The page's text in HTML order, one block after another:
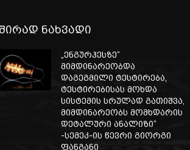
ნახვადი
„ენგურჰესზე“
მიმდინარეობდა
დაგეგმილი ტესტირება,
ტესტირებისას მოხდა
სისტემის სრულად გათიშვა,
მიმდინარეობს მომხდარის
დეტალური ანალიზი“
-სემეკ-ის წევრი გიორგი
ფანგანი